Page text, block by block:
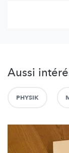
Aussi
PHYSIK